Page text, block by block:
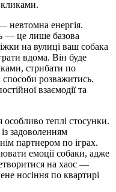
невтомна енергія.
— це лише базова
на вулиці ваш собака
вдома. Він буде
стрибати по
способи розважитись.
взаємодії та
особливо теплі стосунки.
задоволенням
партнером по іграх.
емоції собаки, адже
на хаос —
носіння по квартирі